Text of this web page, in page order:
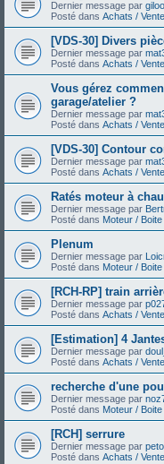
Dernier message par
Posté dans Achats /
[VDS-30] Divers
Dernier message par
Posté dans Achats /
Vous gérez
garage/atelier ?
Dernier message par
Posté dans Achats /
[VDS-30] Contour
Dernier message par
Posté dans Achats /
Ratés moteur à
Dernier message par
Posté dans Moteur /
Plenum
Dernier message par
Posté dans Moteur /
[RCH-RP] train
Dernier message par
Posté dans Achats /
[Estimation] 4
Dernier message par
Posté dans Achats /
recherche d'une
Dernier message par
Posté dans Moteur /
[RCH] serrure
Dernier message par
Posté dans Achats /